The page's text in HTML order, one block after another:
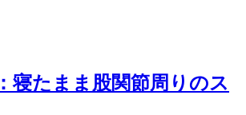
寝たまま股関節周りのス